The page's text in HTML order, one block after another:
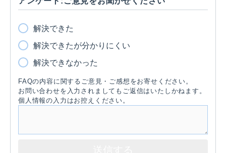
解決できた
解決できたが分かりにくい
解決できなかった
FAQの内容に関するご意見・ご感想をお寄せください。
お問い合わせを入力されましてもご返信はいたしかねます。
個人情報の入力はお控えください。